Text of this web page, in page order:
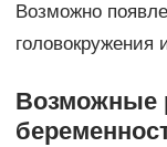
Возможно
головокружения
Возможные